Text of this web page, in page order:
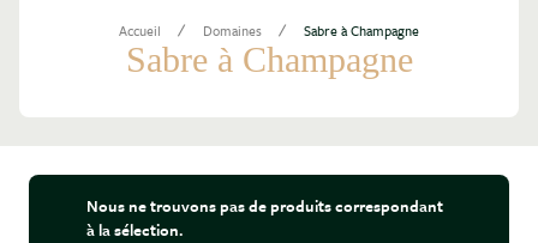
Accueil / Domaines / Sabre à Champagne
Sabre à Champagne
Nous ne trouvons pas de produits correspondant
à la sélection.